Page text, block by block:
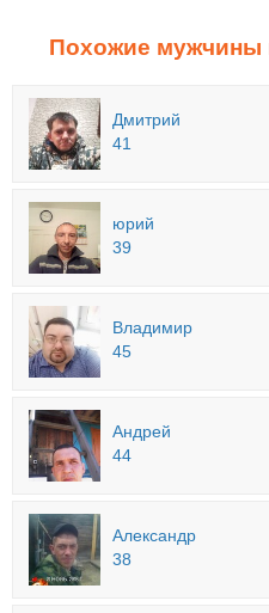
Похожие мужчины
Дмитрий
41
юрий
39
Владимир
45
Андрей
44
Александр
38